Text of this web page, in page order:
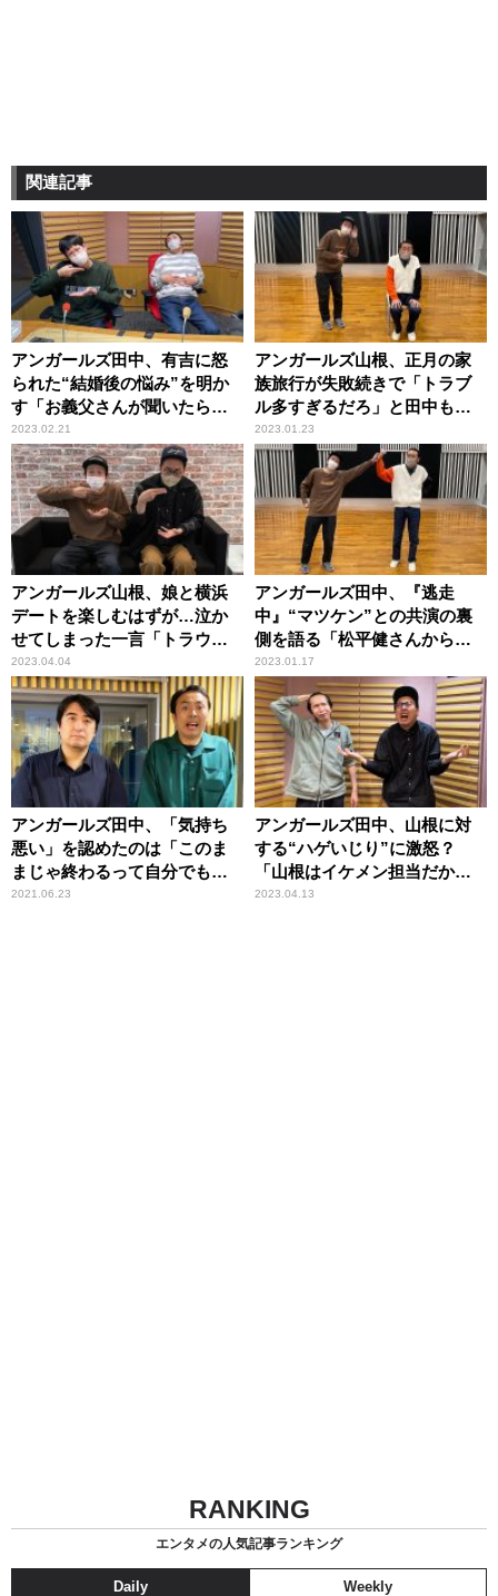
関連記事
アンガールズ田中、有吉に怒
られた“結婚後の悩み”を明か
す「お義父さんが聞いたらど
う思う？」
2023.02.21
アンガールズ山根、正月の家
族旅行が失敗続きで「トラブ
ル多すぎるだろ」と田中も呆
れ
2023.01.23
アンガールズ山根、娘と横浜
デートを楽しむはずが…泣か
せてしまった一言「トラウマ
のように嫌がる」
2023.04.04
アンガールズ田中、『逃走
中』“マツケン”との共演の裏
側を語る「松平健さんから面
白いエピソードを……」
2023.01.17
アンガールズ田中、「気持ち
悪い」を認めたのは「このま
まじゃ終わるって自分でも思
って……」
2021.06.23
アンガールズ田中、山根に対
する“ハゲいじり”に激怒？
「山根はイケメン担当だか
ら」
2023.04.13
RANKING
エンタメの人気記事ランキング
Daily Weekly